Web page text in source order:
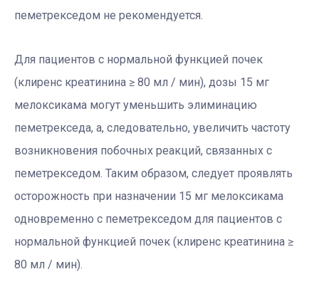
пеметрекседом не рекомендуется.
Для пациентов с нормальной функцией почек
(клиренс креатинина ≥ 80 мл / мин), дозы 15 мг
мелоксикама могут уменьшить элиминацию
пеметрекседа, а, следовательно, увеличить частоту
возникновения побочных реакций, связанных с
пеметрекседом. Таким образом, следует проявлять
осторожность при назначении 15 мг мелоксикама
одновременно с пеметрекседом для пациентов с
нормальной функцией почек (клиренс креатинина ≥
80 мл / мин).